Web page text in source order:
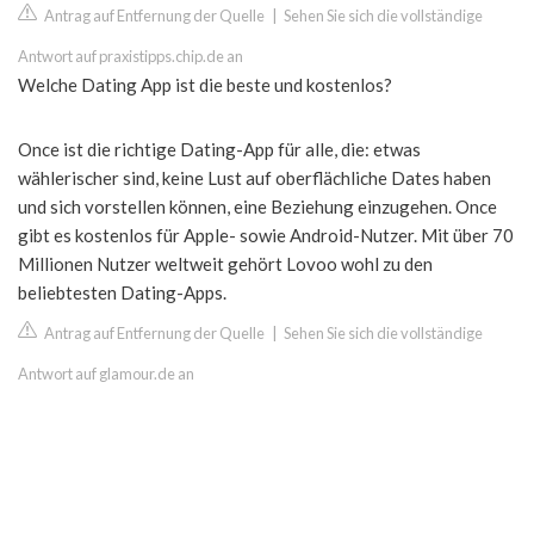
Antrag auf Entfernung der Quelle Sehen Sie sich die vollständige
Antwort auf praxistipps.chip.de an
Welche Dating App ist die beste und kostenlos?
Once ist die richtige Dating-App für alle, die: etwas
wählerischer sind, keine Lust auf oberflächliche Dates haben
und sich vorstellen können, eine Beziehung einzugehen. Once
gibt es kostenlos für Apple- sowie Android-Nutzer. Mit über 70
Millionen Nutzer weltweit gehört Lovoo wohl zu den
beliebtesten Dating-Apps.
Antrag auf Entfernung der Quelle Sehen Sie sich die vollständige
Antwort auf glamour.de an